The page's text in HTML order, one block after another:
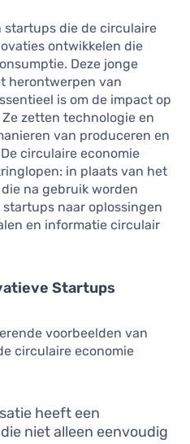
startups die de circulaire
ontwikkelen die
Deze jonge
herontwerpen van
is om de impact op
zetten technologie en
van produceren en
circulaire economie
in plaats van het
na gebruik worden
naar oplossingen
en informatie circulair
Startups
voorbeelden van
circulaire economie
heeft een
niet alleen eenvoudig